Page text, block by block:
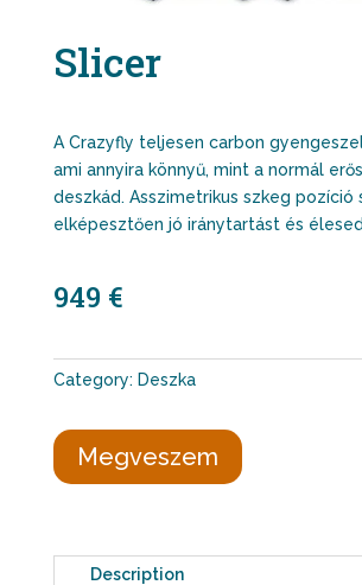
Slicer
A Crazyfly teljesen carbon
ami annyira könnyű, mint a normál
deszkád. Asszimetrikus szkeg pozíció
elképesztően jó iránytartást és
949 €
Category: Deszka
Megveszem
Description